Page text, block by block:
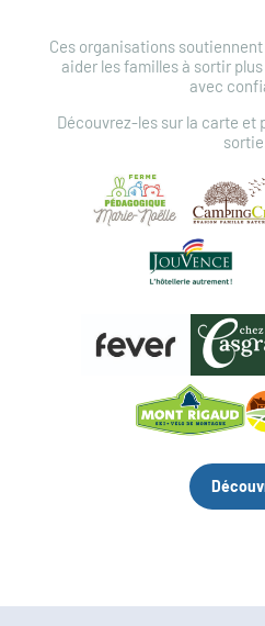
Ces organisations
aider les familles à sortir
avec
Découvrez-les sur la carte